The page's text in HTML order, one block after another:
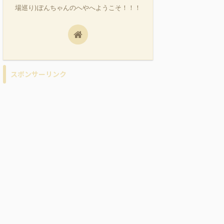
場巡り)ぽんちゃんのへやへようこそ！！！
スポンサーリンク